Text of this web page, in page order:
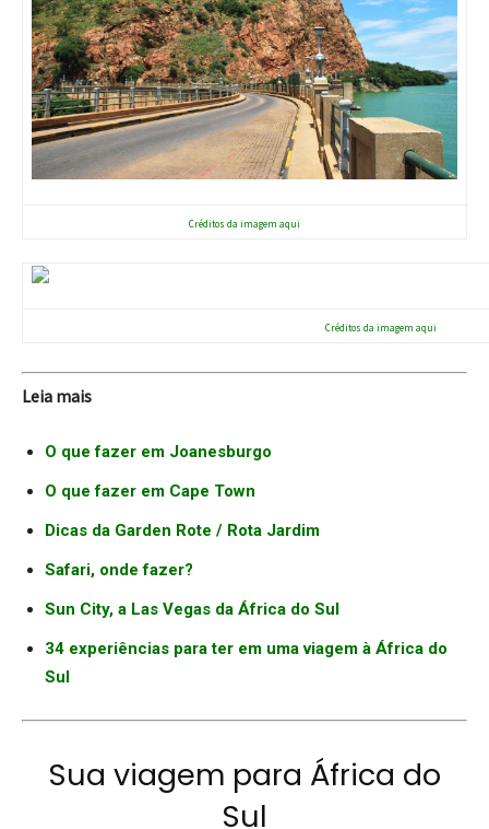
Créditos da imagem aqui
Créditos da imagem aqui
Leia mais
O que fazer em Joanesburgo
O que fazer em Cape Town
Dicas da Garden Rote / Rota Jardim
Safari, onde fazer?
Sun City, a Las Vegas da África do Sul
34 experiências para ter em uma viagem à África do
Sul
Sua viagem para África do
Sul